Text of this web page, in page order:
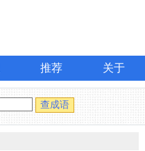
推荐 关于